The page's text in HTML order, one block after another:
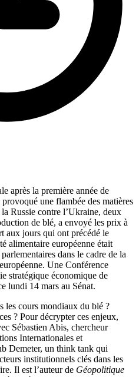
après la première année de
une flambée des matières
Russie contre l’Ukraine, deux
de blé, a envoyé les prix à
aux jours qui ont précédé le
alimentaire européenne était
dans le cadre de la
Une Conférence
stratégique économique de
lundi 14 mars au Sénat.
les cours mondiaux du blé ?
? Pour décrypter ces enjeux,
Sébastien Abis, chercheur
Internationales et
Demeter, un think tank qui
institutionnels clés dans les
Il est l’auteur de Géopolitique